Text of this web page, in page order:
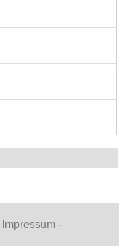
Impressum -